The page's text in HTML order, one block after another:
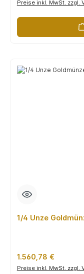
Preise inkl. MwSt. zzgl.
1/4 Unze
Regulärer Preis:
1.560,78 €
Preise inkl. MwSt. zzgl.